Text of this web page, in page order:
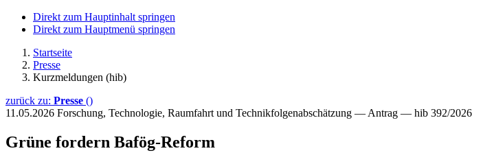
Direkt zum Hauptinhalt springen
Direkt zum Hauptmenü springen
Startseite
Presse
Kurzmeldungen (hib)
zurück zu: Presse ()
11.05.2026 Forschung, Technologie, Raumfahrt und Technikfolgenabschätzung — Antrag — hib 392/2026
Grüne fordern Bafög-Reform